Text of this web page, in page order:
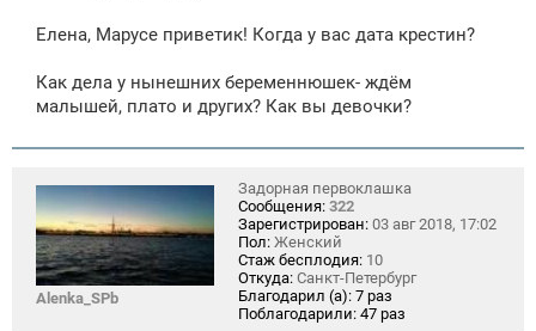
Елена, Марусе приветик! Когда у вас дата крестин?
Как дела у нынешних беременнюшек- ждём
малышей, плато и других? Как вы девочки?
Alenka_SPb
Задорная первоклашка
Сообщения: 322
Зарегистрирован: 03 авг 2018, 17:02
Пол: Женский
Стаж бесплодия: 10
Откуда: Санкт-Петербург
Благодарил (а): 7 раз
Поблагодарили: 47 раз